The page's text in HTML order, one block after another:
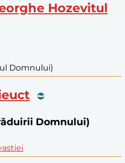
Hozevitul
Domnului)
Domnului)